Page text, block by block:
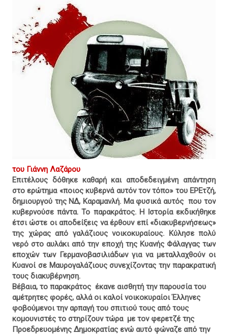
του Γιάννη Λαζάρου
Επιτέλους δόθηκε καθαρή και αποδεδειγμένη απάντηση
στο ερώτημα «ποιος κυβερνά αυτόν τον τόπο» του ΕΡΕτζή,
δημιουργού της ΝΔ, Καραμανλή. Μα φυσικά αυτός που τον
κυβερνούσε πάντα. Το παρακράτος. Η Ιστορία εκδικήθηκε
έτσι ώστε οι αποδείξεις να έρθουν επί «διακυβερνήσεως»
της χώρας από γαλάζιους νοικοκυραίους. Κύλησε πολύ
νερό στο αυλάκι από την εποχή της Κυανής Φάλαγγας των
εποχών των Γερμανοβασιλιάδων για να μεταλλαχθούν οι
Κυανοί σε Μαυρογαλάζιους συνεχίζοντας την παρακρατική
τους διακυβέρνηση.
Βέβαια, το παρακράτος έκανε αισθητή την παρουσία του
αμέτρητες φορές, αλλά οι καλοί νοικοκυραίοι Έλληνες
φοβούμενοι την αρπαγή του σπιτιού τους από τους
κομουνιστές το στηρίζουν τώρα με τον φερετζέ της
Προεδρευομένης Δημοκρατίας ενώ αυτό φώναζε από την